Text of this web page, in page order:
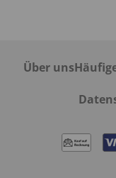
Über uns